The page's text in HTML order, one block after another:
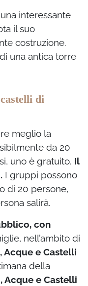
interessante
il suo
costruzione.
una antica torre
di
meglio la
da 20
uno è gratuito. Il
I gruppi possono
di 20 persone,
salirà.
con
nell’ambito di
Acque e Castelli
della
Acque e Castelli